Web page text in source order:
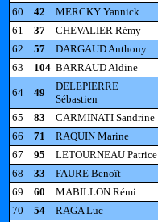
60
42 MERCKY Yannick
61
37 CHEVALIER Rémy
62
57 DARGAUD Anthony
63
104 BARRAUD Aldine
64 49
DELEPIERRE
Sébastien
65 83 CARMINATI Sandrine
66
71 RAQUIN Marine
67
95 LETOURNEAU Patrice
68
33 FAURE Benoît
69
60 MABILLON Rémi
70
54 RAGA Luc